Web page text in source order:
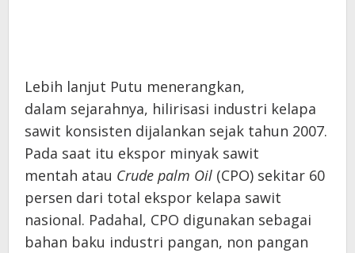
Lebih lanjut Putu menerangkan,
dalam sejarahnya, hilirisasi industri kelapa
sawit konsisten dijalankan sejak tahun 2007.
Pada saat itu ekspor minyak sawit
mentah atau Crude palm Oil (CPO) sekitar 60
persen dari total ekspor kelapa sawit
nasional. Padahal, CPO digunakan sebagai
bahan baku industri pangan, non pangan